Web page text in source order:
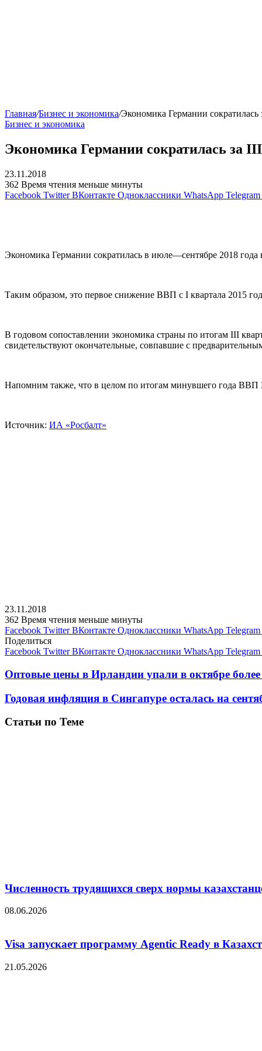
Главная/Бизнес и экономика/Экономика Германии сократилась
Бизнес и экономика
Экономика Германии сократилась за
23.11.2018
362 Время чтения меньше минуты
Facebook Twitter ВКонтакте Одноклассники WhatsApp Telegram
Экономика Германии сократилась в июле—сентябре 2018
Таким образом, это первое снижение ВВП с I квартала 2015
В годовом сопоставлении экономика страны по итогам III
свидетельствуют окончательные, совпавшие с
Напомним также, что в целом по итогам минувшего года ВВП
Источник: ИА «Росбалт»
23.11.2018
362 Время чтения меньше минуты
Facebook Twitter ВКонтакте Одноклассники WhatsApp Telegram
Поделиться
Facebook Twitter ВКонтакте Одноклассники WhatsApp Telegram
Оптовые цены в Ирландии упали в октябре
Годовая инфляция в Сингапуре осталась на
Статьи по Теме
Численность трудящихся сверх нормы
08.06.2026
Visa запускает программу Agentic Ready в
21.05.2026